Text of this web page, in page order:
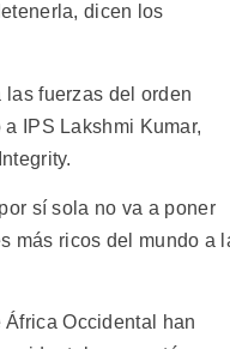
dicen los
fuerzas del orden
IPS Lakshmi Kumar,
sí sola no va a poner
más ricos del mundo a
Occidental han